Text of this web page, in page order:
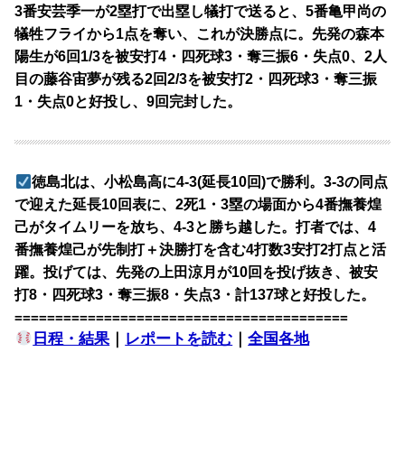
3番安芸季一が2塁打で出塁し犠打で送ると、5番亀甲尚の
犠牲フライから1点を奪い、これが決勝点に。先発の森本
陽生が6回1/3を被安打4・四死球3・奪三振6・失点0、2人
目の藤谷宙夢が残る2回2/3を被安打2・四死球3・奪三振
1・失点0と好投し、9回完封した。
徳島北は、小松島高に4-3(延長10回)で勝利。3-3の同点
で迎えた延長10回表に、2死1・3塁の場面から4番撫養煌
己がタイムリーを放ち、4-3と勝ち越した。打者では、4
番撫養煌己が先制打＋決勝打を含む4打数3安打2打点と活
躍。投げては、先発の上田涼月が10回を投げ抜き、被安
打8・四死球3・奪三振8・失点3・計137球と好投した。
=========================================
日程・結果｜ レポートを読む ｜全国各地